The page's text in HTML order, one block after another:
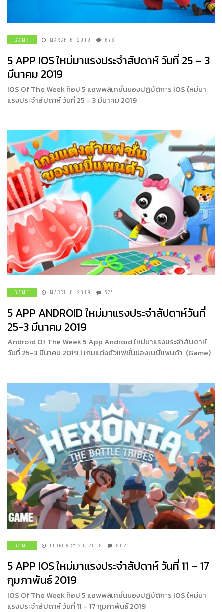
GAME MARCH 6, 2019 676
5 APP IOS ใหม่มาแรงประจำสัปดาห์ วันที่ 25 – 3
มีนาคม 2019
IOS Of The Week ท็อป 5 แอพพลิเคชั่นของปฏิบัติการ IOS ใหม่มา
แรงประจำสัปดาห์ วันที่ 25 – 3 มีนาคม 2019
GAME MARCH 6, 2019 525
5 APP ANDROID ใหม่มาแรงประจำสัปดาห์วันที่
25-3 มีนาคม 2019
Android Of The Week 5 App Android ใหม่มาแรงประจำสัปดาห์
วันที่ 25-3 มีนาคม 2019 1.เกมแต่งตัวแฟชั่นของเบบี้แพนด้า (Game)
GAME FEBRUARY 20, 2019 902
5 APP IOS ใหม่มาแรงประจำสัปดาห์ วันที่ 11 – 17
กุมภาพันธ์ 2019
IOS Of The Week ท็อป 5 แอพพลิเคชั่นของปฏิบัติการ IOS ใหม่มา
แรงประจำสัปดาห์ วันที่ 11 – 17 กุมภาพันธ์ 2019